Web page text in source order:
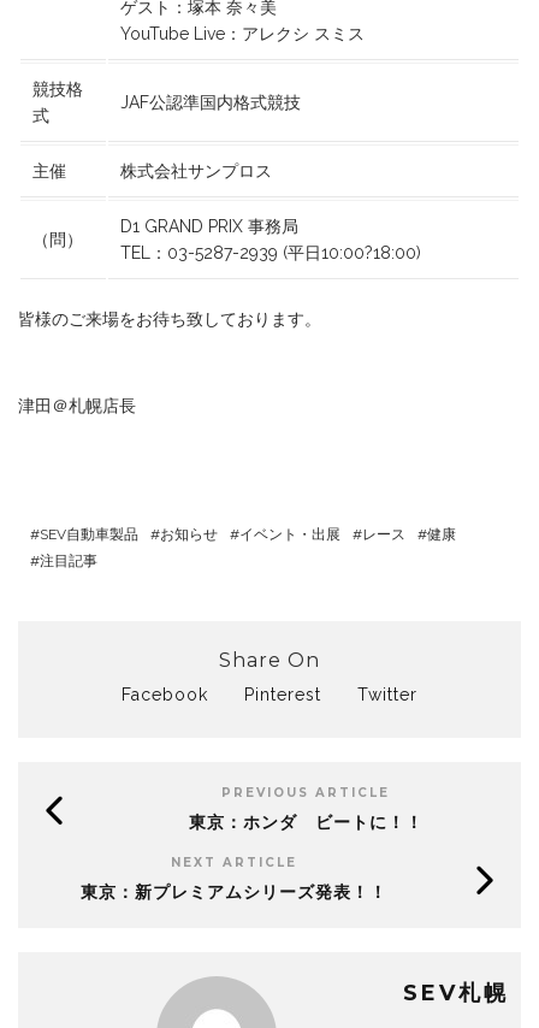
ゲスト： 塚本 奈々美
YouTube Live： アレクシ スミス
競技格
式
JAF公認準国内格式競技
主催 株式会社サンプロス
（問）
D1 GRAND PRIX 事務局
TEL：03-5287-2939 (平日10:00?18:00)
皆様のご来場をお待ち致しております。
津田＠札幌店長
SEV自動車製品 お知らせ イベント・出展 レース
健康
注目記事
Share On
Facebook Pinterest Twitter
PREVIOUS ARTICLE
東京：ホンダ ビートに！！
NEXT ARTICLE
東京：新プレミアムシリーズ発表！！
SEV札幌